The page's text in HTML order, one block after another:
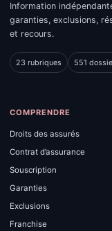
Information
garanties, exclusions,
et recours.
23 rubriques 551
COMPRENDRE
Droits des assurés
Contrat d’assurance
Souscription
Garanties
Exclusions
Franchise